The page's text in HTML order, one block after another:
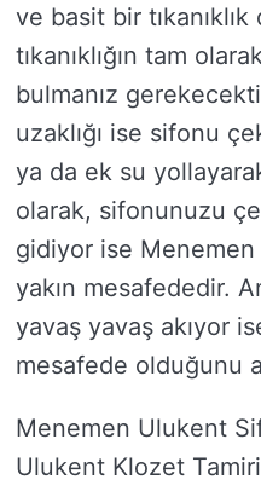
ve basit bir
tıkanıklığın tam
bulmanız
uzaklığı ise sifonu
ya da ek su
olarak, sifonunuzu
gidiyor ise Menemen
yakın mesafededir.
yavaş yavaş akıyor
mesafede olduğunu
Menemen Ulukent
Ulukent Klozet Tamiri